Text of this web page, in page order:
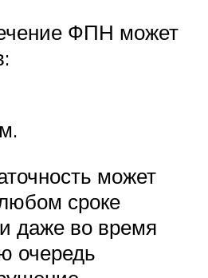
ФПН может
может
сроке
даже во время
очередь